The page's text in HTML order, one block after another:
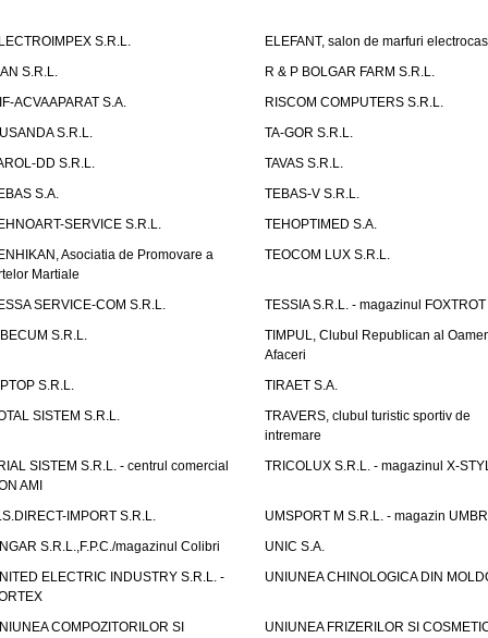
S.R.L.
ELEFANT, salon de marfuri
S.R.L.
R & P BOLGAR FARM S.R.L.
ACVAAPARAT S.A.
RISCOM COMPUTERS S.R.L.
S.R.L.
TA-GOR S.R.L.
DD S.R.L.
TAVAS S.R.L.
S.A.
TEBAS-V S.R.L.
SERVICE S.R.L.
TEHOPTIMED S.A.
Asociatia de Promovare a
Martiale
TEOCOM LUX S.R.L.
SERVICE-COM S.R.L.
TESSIA S.R.L. - magazinul FOXTROT
S.R.L.
TIMPUL, Clubul Republican al
Afaceri
S.R.L.
TIRAET S.A.
SISTEM S.R.L.
TRAVERS, clubul turistic sportiv de
intremare
SISTEM S.R.L. - centrul comercial
AMI
TRICOLUX S.R.L. - magazinul X-
IMPORT S.R.L.
UMSPORT M S.R.L. - magazin
S.R.L.,F.P.C./magazinul Colibri
UNIC S.A.
ELECTRIC INDUSTRY S.R.L. -
UNIUNEA CHINOLOGICA DIN
COMPOZITORILOR SI
UNIUNEA FRIZERILOR SI